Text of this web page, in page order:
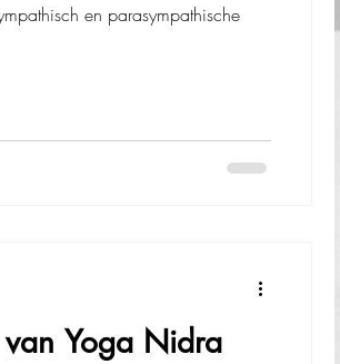
en parasympathische
Yoga Nidra